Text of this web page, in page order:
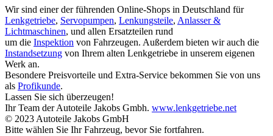
Wir sind einer der führenden Online-Shops in Deutschland für
Lenkgetriebe, Servopumpen, Lenkungsteile, Anlasser &
Lichtmaschinen, und allen Ersatzteilen rund
um die Inspektion von Fahrzeugen. Außerdem bieten wir auch die
Instandsetzung von Ihrem alten Lenkgetriebe in unserem eigenen
Werk an.
Besondere Preisvorteile und Extra-Service bekommen Sie von uns
als Profikunde.
Lassen Sie sich überzeugen!
Ihr Team der Autoteile Jakobs Gmbh. www.lenkgetriebe.net
© 2023 Autoteile Jakobs GmbH
Bitte wählen Sie Ihr Fahrzeug, bevor Sie fortfahren.